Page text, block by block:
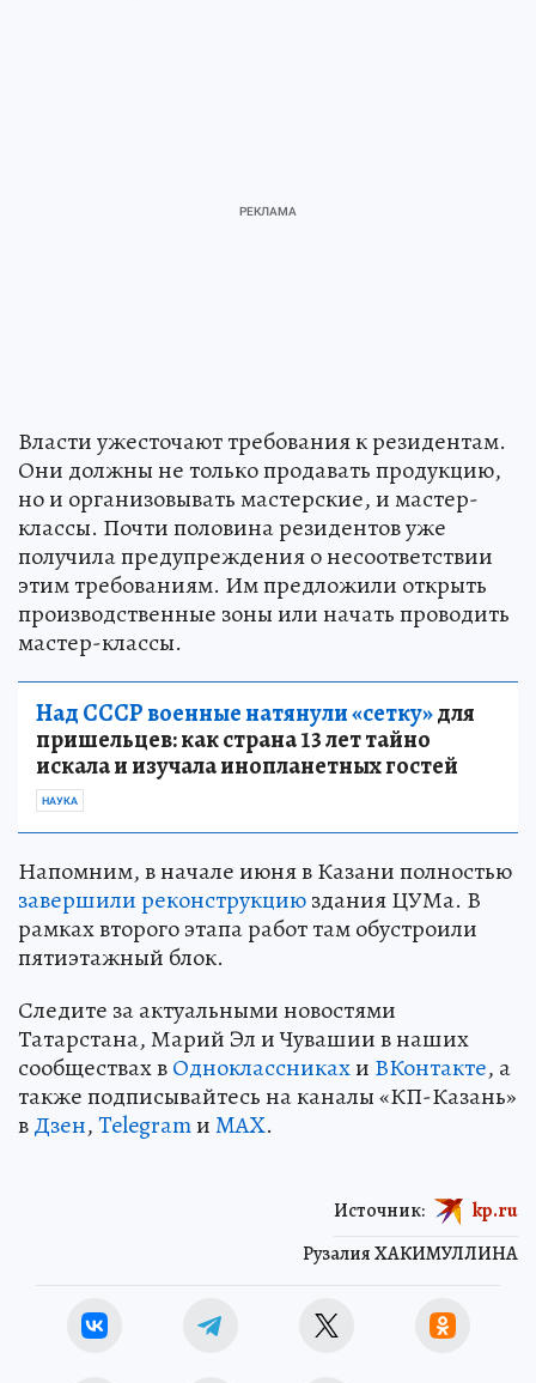
Власти ужесточают требования к резидентам.
Они должны не только продавать продукцию,
но и организовывать мастерские, и мастер-
классы. Почти половина резидентов уже
получила предупреждения о несоответствии
этим требованиям. Им предложили открыть
производственные зоны или начать проводить
мастер-классы.
Над СССР военные натянули «сетку»для
пришельцев: как страна 13 лет тайно
искала и изучала инопланетных гостей
НАУКА
Напомним, в начале июня в Казани полностью
завершили реконструкциюздания ЦУМа. В
рамках второго этапа работ там обустроили
пятиэтажный блок.
Следите за актуальными новостями
Татарстана, Марий Эл и Чувашии в наших
сообществах вОдноклассникахи ВКонтакте, а
также подписывайтесь на каналы «КП-Казань»
вДзен,TelegramиMAX.
Рузалия ХАКИМУЛЛИНА
Источник: kp.ru